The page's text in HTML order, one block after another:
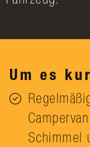
Um es
Schimmel